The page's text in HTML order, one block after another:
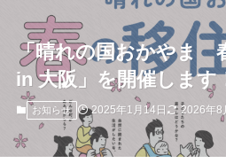
「晴れの国おかやま
in 大阪」を開催します
お知らせ 2025年1月14日 2026年8